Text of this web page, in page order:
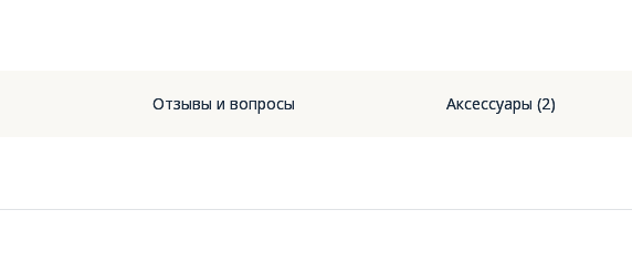
Отзывы и вопросы Аксессуары (2)